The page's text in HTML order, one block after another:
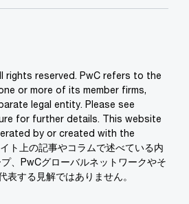
rights reserved. PwC refers to the
or more of its member firms,
legal entity. Please see
for further details. This website
by or created with the
ト上の記事やコラムで述べている内
、PwCグローバルネットワークやそ
表する見解ではありません。